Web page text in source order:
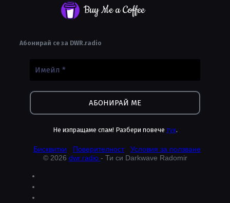
Buy Me a Coffee
Абонирай се за DWR.radio
Не изпращаме спам! Разбери повече тук.
Бисквитки Поверителност
Условия за ползване
© 2026 dwr.radio - Ти си Darkwave Radomir